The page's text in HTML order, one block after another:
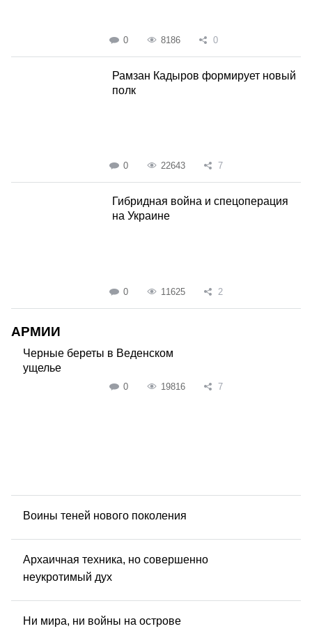
0 8186 0
Рамзан Кадыров формирует новый
полк
0 22643 7
Гибридная война и спецоперация
на Украине
0 11625 2
АРМИИ
Черные береты в Веденском
ущелье
0 19816 7
Воины теней нового поколения
Архаичная техника, но совершенно
неукротимый дух
Ни мира, ни войны на острове